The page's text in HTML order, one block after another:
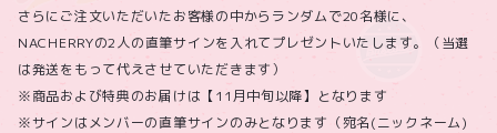
さらにご注文いただいたお客様の中からランダムで20名様に、
NACHERRYの2人の直筆サインを入れてプレゼントいたします。（当選
は発送をもって代えさせていただきます）
※商品および特典のお届けは【11月中旬以降】となります
※サインはメンバーの直筆サインのみとなります（宛名(ニックネーム)